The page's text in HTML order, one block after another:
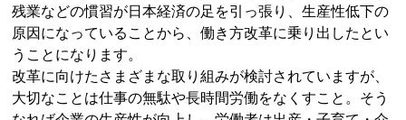
残業などの慣習が日本経済の足を引っ張り、生産性低下の
原因になっていることから、働き方改革に乗り出したとい
うことになります。
改革に向けたさまざまな取り組みが検討されていますが、
大切なことは仕事の無駄や長時間労働をなくすこと。そう